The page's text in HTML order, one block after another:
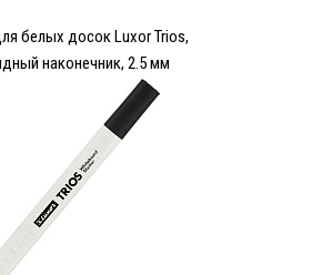
белых досок Luxor Trios,
наконечник, 2.5 мм